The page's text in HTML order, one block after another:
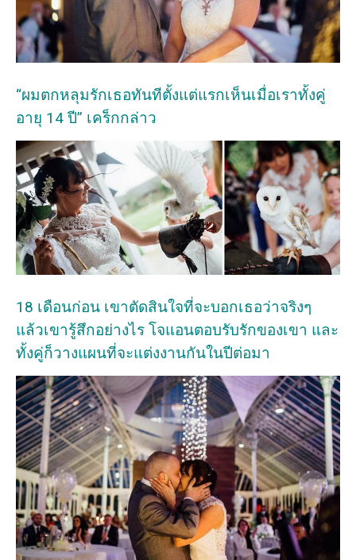
“ผมตกหลุมรักเธอทันทีตั้งแต่แรกเห็นเมื่อเราทั้งคู่
อายุ 14 ปี” เคร็กกล่าว
18 เดือนก่อน เขาตัดสินใจที่จะบอกเธอว่าจริงๆ
แล้วเขารู้สึกอย่างไร โจแอนตอบรับรักของเขา และ
ทั้งคู่ก็วางแผนที่จะแต่งงานกันในปีต่อมา